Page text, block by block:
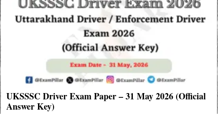
UKSSSC Driver Exam Paper – 31 May 2026 (Official
Answer Key)